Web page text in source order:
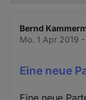
Bernd
Mo. 1 Apr 2019 -
Eine neue
Eine neue